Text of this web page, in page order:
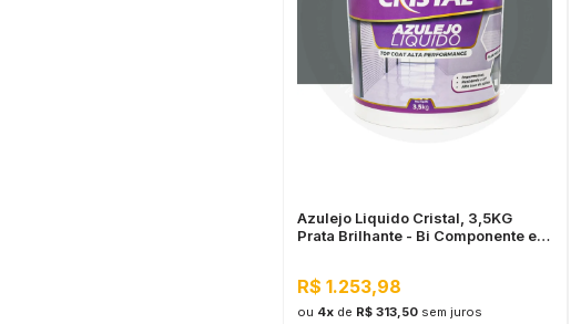
Azulejo Liquido Cristal, 3,5KG
Prata Brilhante - Bi Componente e
R$ 1.253,98
ou 4x de R$ 313,50 sem juros